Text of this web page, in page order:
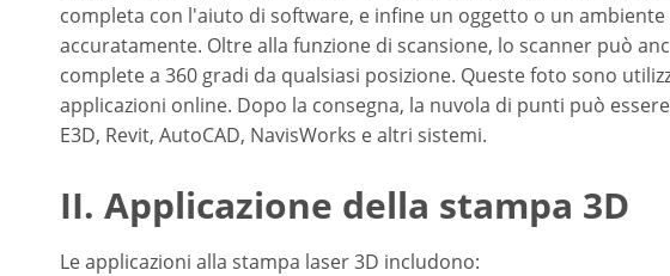
completa con l'aiuto di software, e infine un oggetto o un
accuratamente. Oltre alla funzione di scansione, lo scanner può
complete a 360 gradi da qualsiasi posizione. Queste foto sono
applicazioni online. Dopo la consegna, la nuvola di punti può
E3D, Revit, AutoCAD, NavisWorks e altri sistemi.
II. Applicazione della stampa 3D
Le applicazioni alla stampa laser 3D includono: